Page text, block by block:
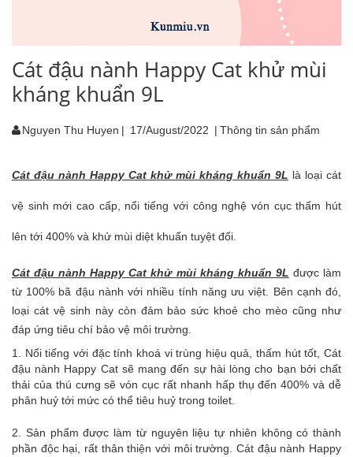
Cát đậu nành Happy Cat khử mùi
kháng khuẩn 9L
Nguyen Thu Huyen | 17/August/2022 | Thông tin sản phẩm
Cát đậu nành Happy Cat khử mùi kháng khuẩn 9L là loại cát
vệ sinh mới cao cấp, nổi tiếng với công nghệ vón cục thấm hút
lên tới 400% và khử mùi diệt khuẩn tuyệt đối.
Cát đậu nành Happy Cat khử mùi kháng khuẩn 9L được làm
từ 100% bã đậu nành với nhiều tính năng ưu việt. Bên cạnh đó,
loại cát vệ sinh này còn đảm bảo sức khoẻ cho mèo cũng như
đáp ứng tiêu chí bảo vệ môi trường.
1. Nổi tiếng với đặc tính khoá vi trùng hiệu quả, thấm hút tốt, Cát
đậu nành Happy Cat sẽ mang đến sự hài lòng cho bạn bởi chất
thải của thú cưng sẽ vón cục rất nhanh hấp thụ đến 400% và dễ
phân huỷ tới mức có thể tiêu huỷ trong toilet.
2. Sản phẩm được làm từ nguyên liệu tự nhiên không có thành
phần độc hại, rất thân thiện với môi trường. Cát đậu nành Happy